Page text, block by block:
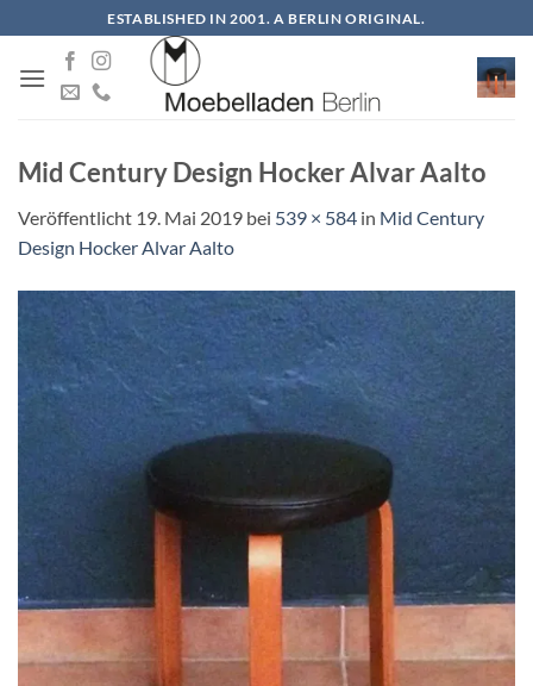
Inhalt
springen
ESTABLISHED IN 2001. A BERLIN ORIGINAL.
Mid Century Design Hocker Alvar Aalto
Veröffentlicht 19. Mai 2019 bei 539 × 584 in Mid Century
Design Hocker Alvar Aalto